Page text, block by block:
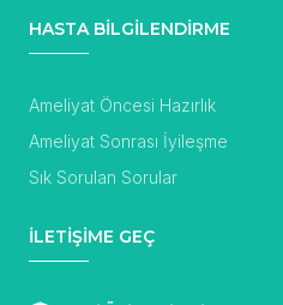
HASTA BİLGİLENDİRME
Ameliyat Öncesi Hazırlık
Ameliyat Sonrası İyileşme
Sık Sorulan Sorular
İLETİŞİME GEÇ